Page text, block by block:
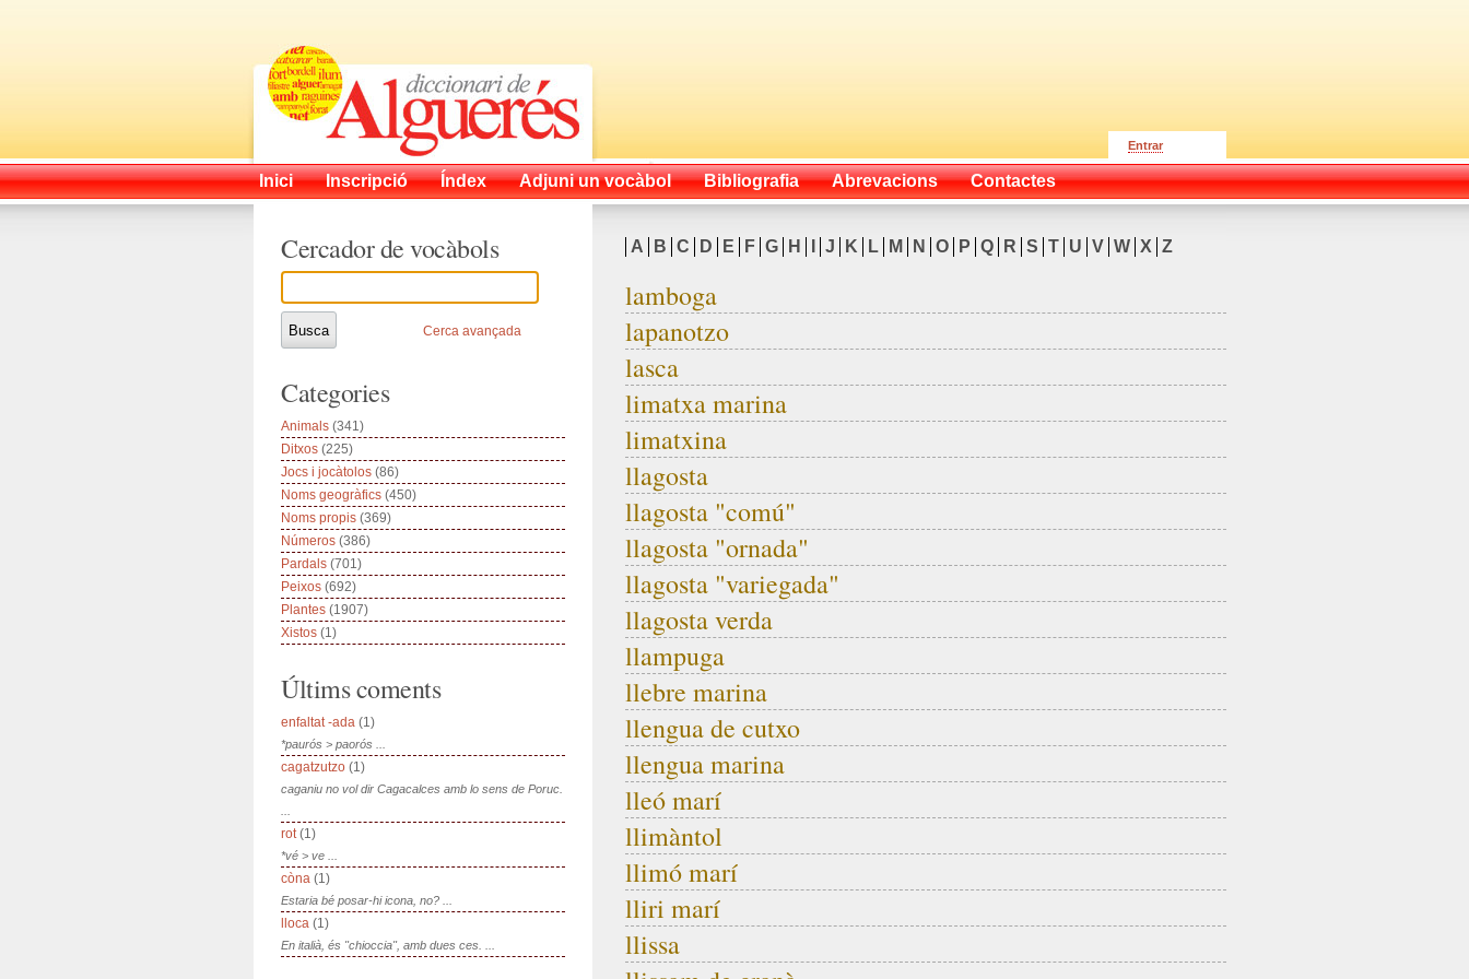
Entrar
Inici Inscripció Índex Adjuni un vocàbol Bibliografia Abrevacions Contactes
A B C D E F G H J K L M N O P Q R S T U V W X Z
lamboga
lapanotzo
lasca
limatxa marina
limatxina
llagosta
llagosta "comú"
llagosta "ornada"
llagosta "variegada"
llagosta verda
llampuga
llebre marina
llengua de cutxo
llengua marina
lleó marí
llimàntol
llimó marí
lliri marí
llissa
Cercador de vocàbols
Cerca avançada
Categories
Animals (341)
Ditxos (225)
Jocs i jocàtolos (86)
Noms geogràfics (450)
Noms propis (369)
Números (386)
Pardals (701)
Peixos (692)
Plantes (1907)
Xistos (1)
Últims coments
enfaltat -ada (1)
*paurós > paorós ...
cagatzutzo (1)
caganiu no vol dir Cagacalces amb lo sens de Poruc.
rot(1)
*vé > ve ...
còna (1)
Estaria bé posar-hi icona, no? ...
lloca (1)
En italià, és "chioccia", amb dues ces. ...